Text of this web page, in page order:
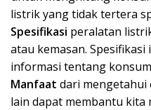
listrik yang tidak tertera
Spesifikasi peralatan
atau kemasan.
informasi tentang
Manfaat dari
lain dapat membantu kita